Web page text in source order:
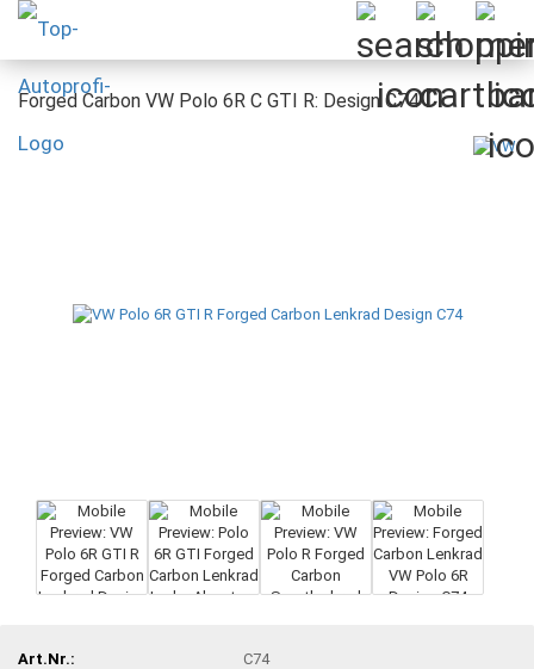
Forged Carbon VW Polo 6R C GTI R: Design C74
Art.Nr.:
C74